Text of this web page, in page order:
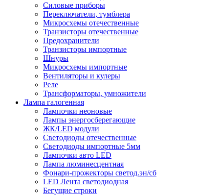
Силовые приборы
Переключатели, тумблера
Микросхемы отечественные
Транзисторы отечественные
Предохранители
Транзисторы импортные
Шнуры
Микросхемы импортные
Вентиляторы и кулеры
Реле
Трансформаторы, умножители
Лампа галогенная
Лампочки неоновые
Лампы энергосберегающие
ЖК/LED модули
Светодиоды отечественные
Светодиоды импортные 5мм
Лампочки авто LED
Лампа люминесцентная
Фонари-прожекторы светод.эн/сб
LED Лента светодиодная
Бегущие строки